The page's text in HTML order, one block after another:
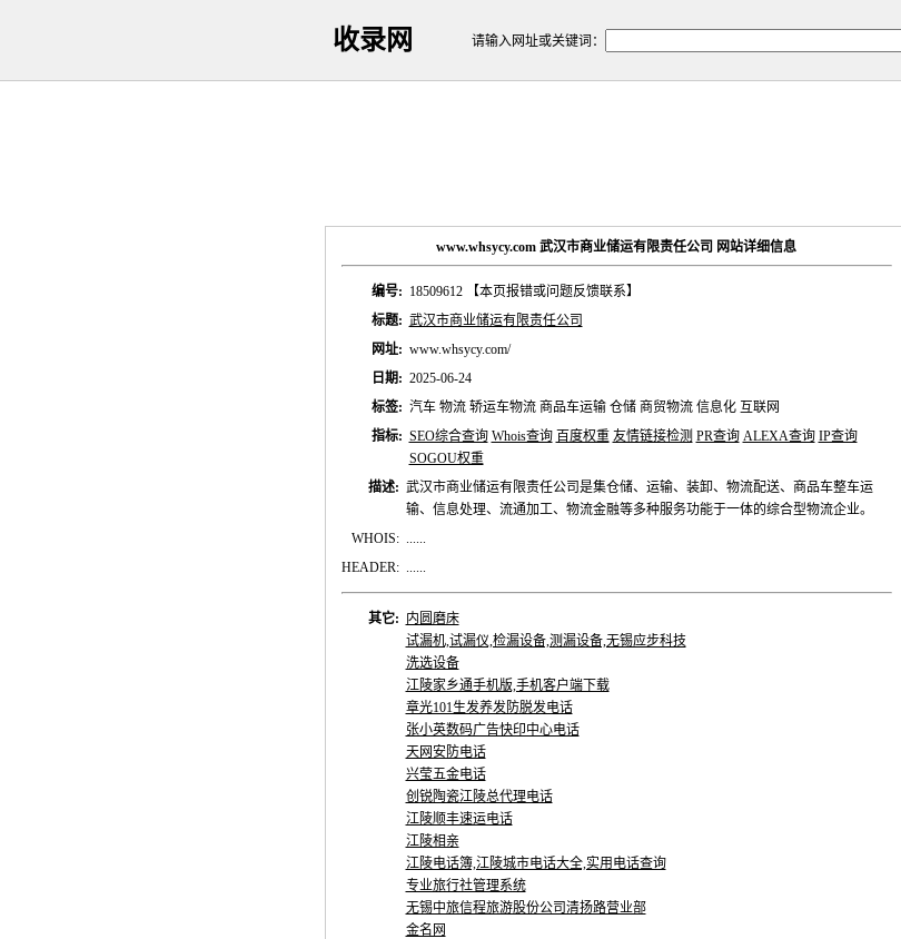
收录网 请输入网址或关键词：
www.whsycy.com 武汉市商业储运有限责任公司 网站详细信息
编号: 18509612
【本页报错或问题反馈联系】
标题: 武汉市商业储运有限责任公司
网址: www.whsycy.com/
日期: 2025-06-24
标签: 汽车 物流 轿运车物流 商品车运输 仓储 商贸物流 信息化 互联网
指标: SEO综合查询 Whois查询 百度权重 友情链接检测 PR查询 ALEXA查询 IP查询
SOGOU权重
描述: 武汉市商业储运有限责任公司是集仓储、运输、装卸、物流配送、商品车整车运
输、信息处理、流通加工、物流金融等多种服务功能于一体的综合型物流企业。
WHOIS: ......
HEADER: ......
其它: 内圆磨床
试漏机,试漏仪,检漏设备,测漏设备,无锡应步科技
洗选设备
江陵家乡通手机版,手机客户端下载
章光101生发养发防脱发电话
张小英数码广告快印中心电话
天网安防电话
兴莹五金电话
创锐陶瓷江陵总代理电话
江陵顺丰速运电话
江陵相亲
江陵电话簿,江陵城市电话大全,实用电话查询
专业旅行社管理系统
无锡中旅信程旅游股份公司清扬路营业部
金名网